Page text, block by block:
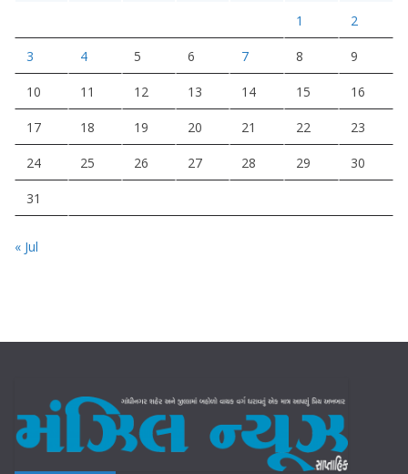
1 2
3 4 5 6 7 8 9
10 11 12 13 14 15 16
17 18 19 20 21 22 23
24 25 26 27 28 29 30
31
« Jul